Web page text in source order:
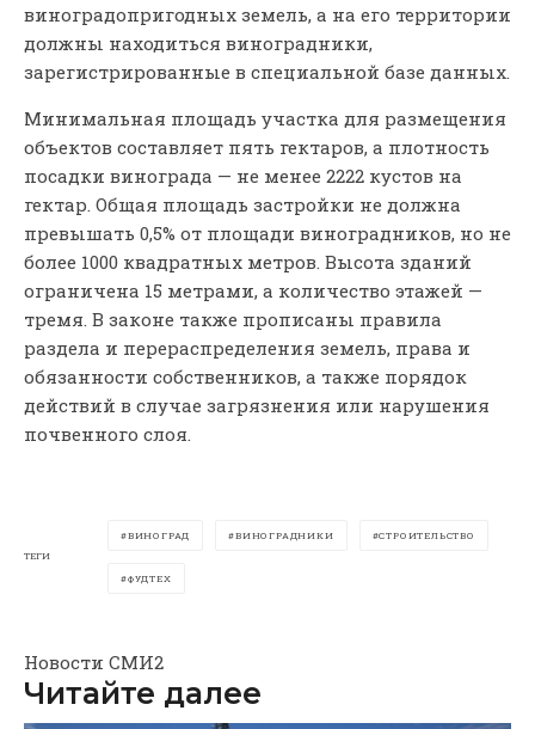
виноградопригодных земель, а на его территории
должны находиться виноградники,
зарегистрированные в специальной базе данных.
Минимальная площадь участка для размещения
объектов составляет пять гектаров, а плотность
посадки винограда — не менее 2222 кустов на
гектар. Общая площадь застройки не должна
превышать 0,5% от площади виноградников, но не
более 1000 квадратных метров. Высота зданий
ограничена 15 метрами, а количество этажей —
тремя. В законе также прописаны правила
раздела и перераспределения земель, права и
обязанности собственников, а также порядок
действий в случае загрязнения или нарушения
почвенного слоя.
ТЕГИ
ВИНОГРАД ВИНОГРАДНИКИ СТРОИТЕЛЬСТВО
ФУДТЕХ
Новости СМИ2
Читайте далее